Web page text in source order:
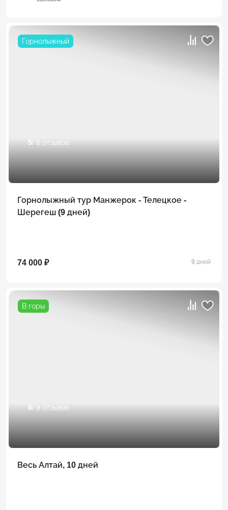
Горнолыжный
5/ 8 отзывов
Горнолыжный тур Манжерок - Телецкое -
Шерегеш (9 дней)
74 000 ₽ 9 дней
В горы
5/ 9 отзывов
Весь Алтай, 10 дней